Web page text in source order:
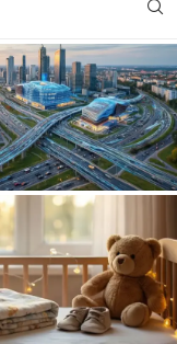
infrastruktury i
rozwiązania dla
aglomeracji
cytaty do zdjęć
idealnie podkreślą
każdą chwilę